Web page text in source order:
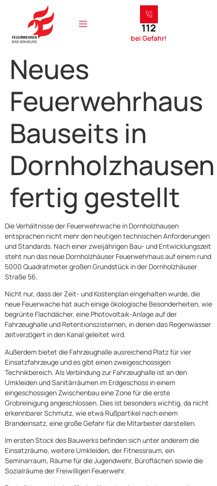
112
bei Gefahr!
Neues
Feuerwehrhaus
Bauseits in
Dornholzhausen
fertig gestellt
Die Verhältnisse der Feuerwehrwache in Dornholzhausen
entsprachen nicht mehr den heutigen technischen Anforderungen
und Standards. Nach einer zweijährigen Bau- und Entwicklungszeit
steht nun das neue Dornholzhäuser Feuerwehrhaus auf einem rund
5000 Quadratmeter großen Grundstück in der Dornholzhäuser
Straße 56.
Nicht nur, dass der Zeit- und Kostenplan eingehalten wurde, die
neue Feuerwache hat auch einige ökologische Besonderheiten, wie
begrünte Flachdächer, eine Photovoltaik-Anlage auf der
Fahrzeughalle und Retentionszisternen, in denen das Regenwasser
zeitverzögert in den Kanal geleitet wird.
Außerdem bietet die Fahrzeughalle ausreichend Platz für vier
Einsatzfahrzeuge und es gibt einen zweigeschossigen
Technikbereich. Als Verbindung zur Fahrzeughalle ist an den
Umkleiden und Sanitärräumen im Erdgeschoss in einem
eingeschossigen Zwischenbau eine Zone für die erste
Grobreinigung angeschlossen. Dies ist besonders wichtig, da nicht
erkennbarer Schmutz, wie etwa Rußpartikel nach einem
Brandeinsatz, eine große Gefahr für die Mitarbeiter darstellen.
Im ersten Stock des Bauwerks befinden sich unter anderem die
Einsatzräume, weitere Umkleiden, der Fitnessraum, ein
Seminarraum, Räume für die Jugendwehr, Büroflächen sowie die
Sozialräume der Freiwilligen Feuerwehr.